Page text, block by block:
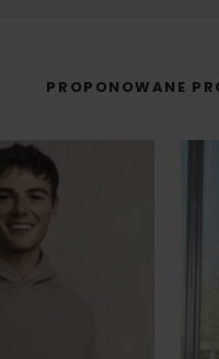
PROPONOWANE